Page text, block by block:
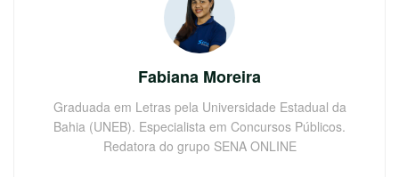
Fabiana Moreira
Graduada em Letras pela Universidade Estadual da
Bahia (UNEB). Especialista em Concursos Públicos.
Redatora do grupo SENA ONLINE